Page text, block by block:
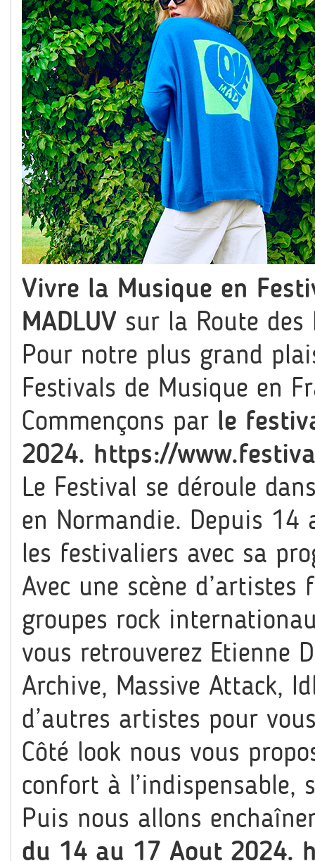
Vivre la Musique en
MADLUV sur la Route des
Pour notre plus grand
Festivals de Musique en
Commençons par le
2024. https://www.
Le Festival se déroule
en Normandie. Depuis
les festivaliers avec sa
Avec une scène
groupes rock
vous retrouverez Etienne
Archive, Massive Attack,
d’autres artistes pour
Côté look nous vous
confort à l’indispensable,
Puis nous allons
du 14 au 17 Aout 2024.